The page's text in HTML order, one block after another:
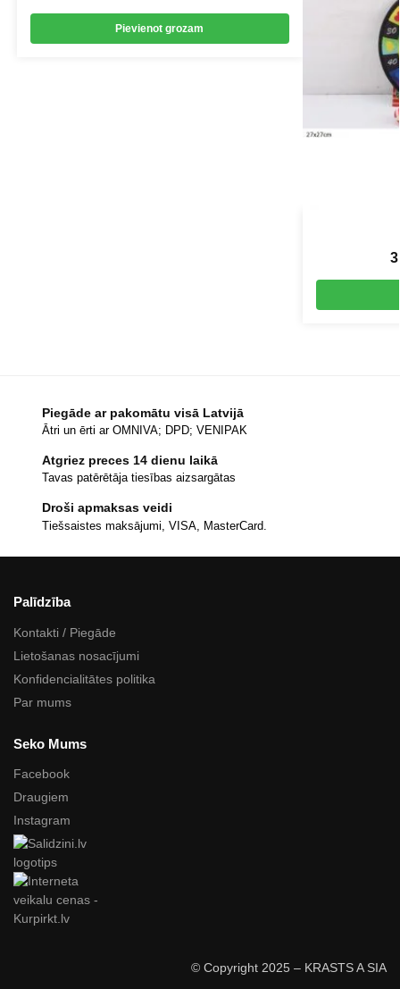
Pievienot grozam
Piegāde ar pakomātu visā Latvijā
Ātri un ērti ar OMNIVA; DPD; VENIPAK
Atgriez preces 14 dienu laikā
Tavas patērētāja tiesības aizsargātas
Droši apmaksas veidi
Tiešsaistes maksājumi, VISA, MasterCard.
Palīdzība
Kontakti / Piegāde
Lietošanas nosacījumi
Konfidencialitātes politika
Par mums
Seko Mums
Facebook
Draugiem
Instagram
© Copyright 2025 – KRASTS A SIA